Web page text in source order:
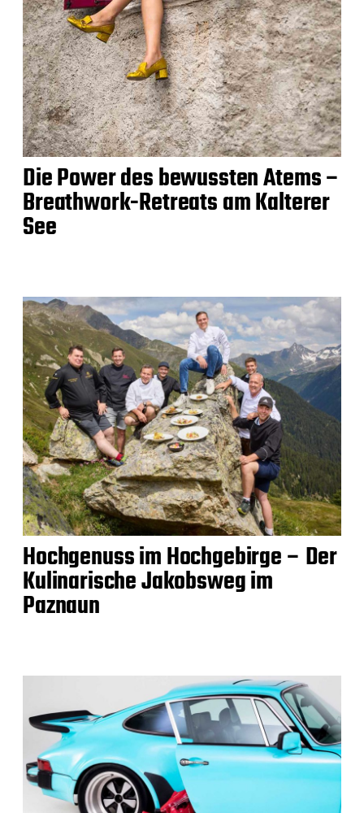
Die Power des bewussten Atems –
Breathwork-Retreats am Kalterer
See
Hochgenuss im Hochgebirge – Der
Kulinarische Jakobsweg im
Paznaun